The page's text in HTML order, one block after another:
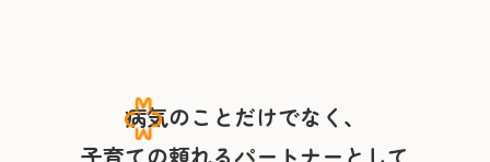
病気のことだけでなく、